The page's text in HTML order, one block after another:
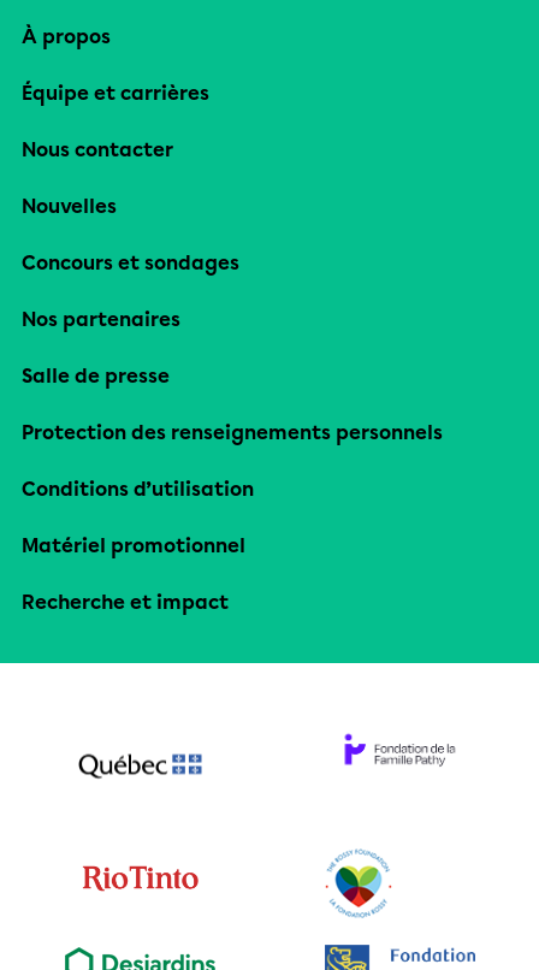
À propos
Équipe et carrières
Nous contacter
Nouvelles
Concours et sondages
Nos partenaires
Salle de presse
Protection des renseignements personnels
Conditions d’utilisation
Matériel promotionnel
Recherche et impact